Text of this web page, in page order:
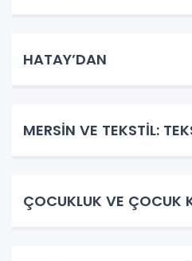
HATAY’DAN
MERSİN VE TEKSTİL:
ÇOCUKLUK VE ÇOCUK